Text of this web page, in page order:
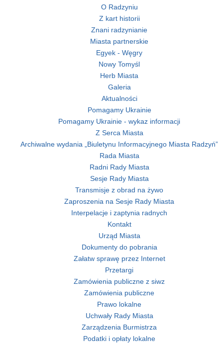
O Radzyniu
Z kart historii
Znani radzynianie
Miasta partnerskie
Egyek - Węgry
Nowy Tomyśl
Herb Miasta
Galeria
Aktualności
Pomagamy Ukrainie
Pomagamy Ukrainie - wykaz informacji
Z Serca Miasta
Archiwalne wydania „Biuletynu Informacyjnego Miasta Radzyń”
Rada Miasta
Radni Rady Miasta
Sesje Rady Miasta
Transmisje z obrad na żywo
Zaproszenia na Sesje Rady Miasta
Interpelacje i zaptynia radnych
Kontakt
Urząd Miasta
Dokumenty do pobrania
Załatw sprawę przez Internet
Przetargi
Zamówienia publiczne z siwz
Zamówienia publiczne
Prawo lokalne
Uchwały Rady Miasta
Zarządzenia Burmistrza
Podatki i opłaty lokalne